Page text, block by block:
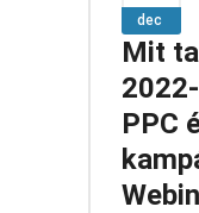
dec
Mit
PPC